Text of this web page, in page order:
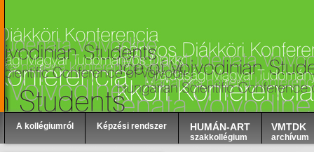
A kollégiumról Képzési rendszer HUMÁN-ART
szakkollégium
VMTDK
archívum